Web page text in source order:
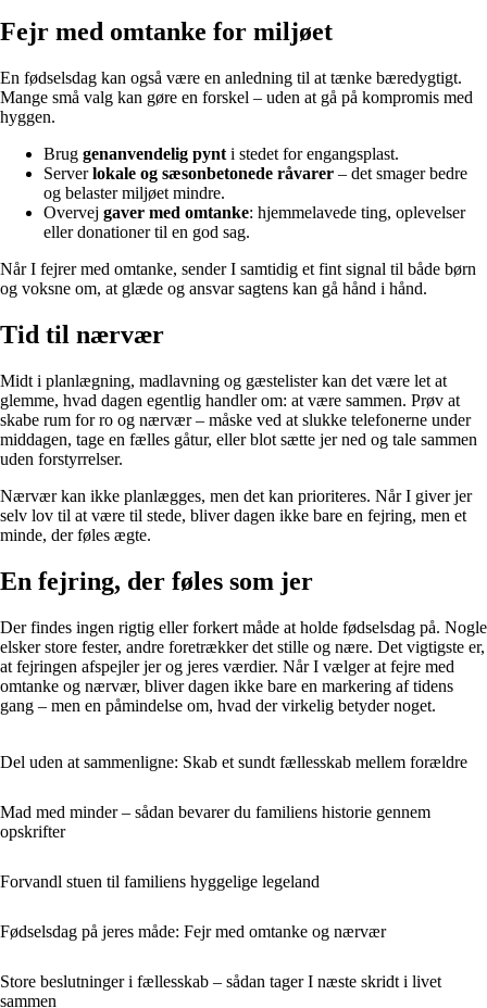
Fejr med omtanke for miljøet
En fødselsdag kan også være en anledning til at tænke bæredygtigt.
Mange små valg kan gøre en forskel – uden at gå på kompromis med
hyggen.
Brug genanvendelig pynt i stedet for engangsplast.
Serverlokale og sæsonbetonede råvarer – det smager bedre
og belaster miljøet mindre.
Overvej gaver med omtanke: hjemmelavede ting, oplevelser
eller donationer til en god sag.
Når I fejrer med omtanke, sender I samtidig et fint signal til både børn
og voksne om, at glæde og ansvar sagtens kan gå hånd i hånd.
Tid til nærvær
Midt i planlægning, madlavning og gæstelister kan det være let at
glemme, hvad dagen egentlig handler om: at være sammen. Prøv at
skabe rum for ro og nærvær – måske ved at slukke telefonerne under
middagen, tage en fælles gåtur, eller blot sætte jer ned og tale sammen
uden forstyrrelser.
Nærvær kan ikke planlægges, men det kan prioriteres. Når I giver jer
selv lov til at være til stede, bliver dagen ikke bare en fejring, men et
minde, der føles ægte.
En fejring, der føles som jer
Der findes ingen rigtig eller forkert måde at holde fødselsdag på. Nogle
elsker store fester, andre foretrækker det stille og nære. Det vigtigste er,
at fejringen afspejler jer og jeres værdier. Når I vælger at fejre med
omtanke og nærvær, bliver dagen ikke bare en markering af tidens
gang – men en påmindelse om, hvad der virkelig betyder noget.
Del uden at sammenligne: Skab et sundt fællesskab mellem forældre
Mad med minder – sådan bevarer du familiens historie gennem
opskrifter
Forvandl stuen til familiens hyggelige legeland
Fødselsdag på jeres måde: Fejr med omtanke og nærvær
Store beslutninger i fællesskab – sådan tager I næste skridt i livet
sammen